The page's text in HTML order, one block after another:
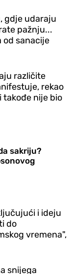
gdje udaraju
pažnju...
od sanacije
različite
rekao
takođe nije bio
sakriju?
i ideju
do
vremena",
snijega